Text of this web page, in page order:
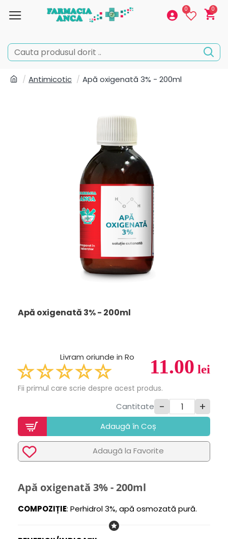
0 0
Antimicotic Apă oxigenată 3% - 200ml
Apă oxigenată 3% - 200ml
11.00 lei
Livram oriunde in Ro
Fii primul care scrie despre acest produs.
Cantitate - +
Adaugã în Coș
Adaugã la Favorite
Apă oxigenată 3% - 200ml
COMPOZIȚIE: Perhidrol 3%, apă osmozată pură.